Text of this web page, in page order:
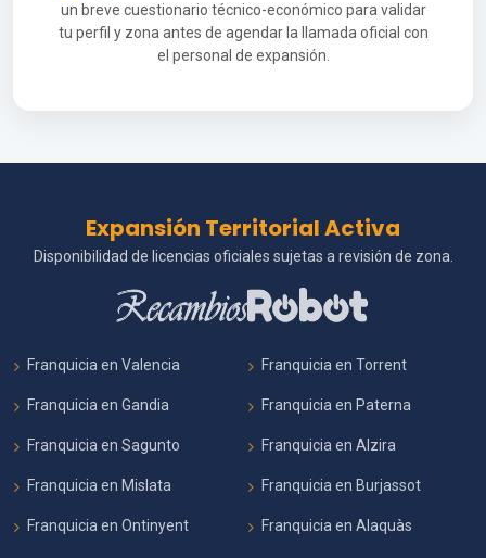
un breve cuestionario técnico-económico para validar
tu perfil y zona antes de agendar la llamada oficial con
el personal de expansión.
Expansión Territorial Activa
Disponibilidad de licencias oficiales sujetas a revisión de zona.
Franquicia en Valencia Franquicia en Torrent
Franquicia en Gandia Franquicia en Paterna
Franquicia en Sagunto Franquicia en Alzira
Franquicia en Mislata Franquicia en Burjassot
Franquicia en Ontinyent Franquicia en Alaquàs